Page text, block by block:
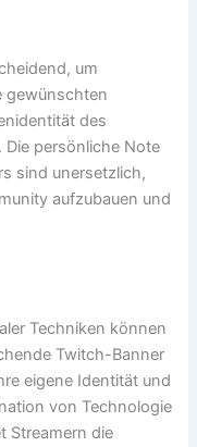
um
gewünschten
des
persönliche Note
sind unersetzlich,
aufzubauen und
Techniken können
Twitch-Banner
eigene Identität und
von Technologie
Streamern die